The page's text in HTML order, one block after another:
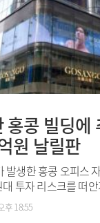
홍콩 빌딩
원 날릴판
발생한 홍콩 오피스
투자 리스크를 떠
성이 급격히 악화된
투자자 손실액을 전
후 18:55
안내